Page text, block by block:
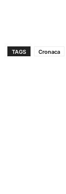
TAGS Cronaca